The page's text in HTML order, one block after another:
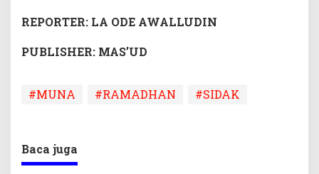
REPORTER: LA ODE AWALLUDIN
PUBLISHER: MAS’UD
#MUNA #RAMADHAN #SIDAK
Baca juga